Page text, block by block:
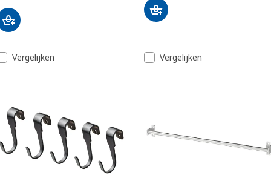
Vergelijken Vergelijken